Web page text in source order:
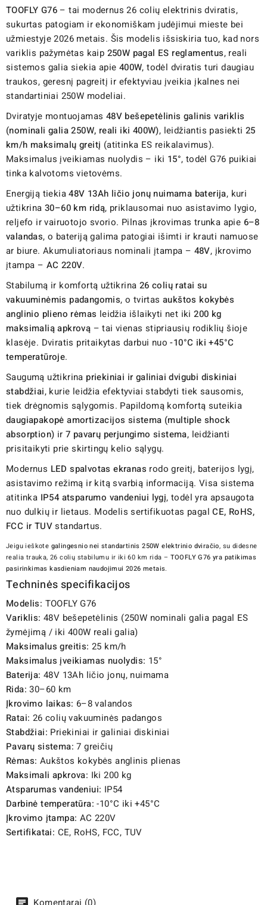
TOOFLY G76– tai modernus 26 colių elektrinis dviratis,
sukurtas patogiam ir ekonomiškam judėjimui mieste bei
užmiestyje 2026 metais. Šis modelis išsiskiria tuo, kad nors
variklis pažymėtas kaip 250W pagal ES reglamentus, reali
sistemos galia siekia apie 400W, todėl dviratis turi daugiau
traukos, geresnį pagreitį ir efektyviau įveikia įkalnes nei
standartiniai 250W modeliai.
Dviratyje montuojamas 48V bešepetėlinis galinis variklis
(nominali galia 250W, reali iki 400W), leidžiantis pasiekti25
km/h maksimalų greitį (atitinka ES reikalavimus).
Maksimalus įveikiamas nuolydis – iki 15°, todėl G76 puikiai
tinka kalvotoms vietovėms.
Energiją tiekia48V 13Ah ličio jonų nuimama baterija, kuri
užtikrina30–60 km ridą, priklausomai nuo asistavimo lygio,
reljefo ir vairuotojo svorio. Pilnas įkrovimas trunka apie 6–8
valandas, o bateriją galima patogiai išimti ir krauti namuose
ar biure. Akumuliatoriaus nominali įtampa – 48V, įkrovimo
įtampa – AC 220V.
Stabilumą ir komfortą užtikrina 26 colių ratai su
vakuuminėmis padangomis, o tvirtasaukštos kokybės
anglinio plieno rėmas leidžia išlaikyti net iki200 kg
maksimalią apkrovą – tai vienas stipriausių rodiklių šioje
klasėje. Dviratis pritaikytas darbui nuo-10°C iki +45°C
temperatūroje.
Saugumą užtikrina priekiniai ir galiniai dvigubi diskiniai
stabdžiai, kurie leidžia efektyviai stabdyti tiek sausomis,
tiek drėgnomis sąlygomis. Papildomą komfortą suteikia
daugiapakopė amortizacijos sistema (multiple shock
absorption) ir7 pavarų perjungimo sistema, leidžianti
prisitaikyti prie skirtingų kelio sąlygų.
Modernus LED spalvotas ekranas rodo greitį, baterijos lygį,
asistavimo režimą ir kitą svarbią informaciją. Visa sistema
atitinka IP54 atsparumo vandeniui lygį, todėl yra apsaugota
nuo dulkių ir lietaus. Modelis sertifikuotas pagalCE, RoHS,
FCC ir TUVstandartus.
Jeigu ieškote galingesnio nei standartinis 250W elektrinio dviračio, su didesne
realia trauka, 26 colių stabilumu ir iki 60 km rida – TOOFLY G76 yra patikimas
pasirinkimas kasdieniam naudojimui 2026 metais.
Techninės specifikacijos
Modelis: TOOFLY G76
Variklis: 48V bešepetėlinis (250W nominali galia pagal ES
žymėjimą / iki 400W reali galia)
Maksimalus greitis: 25 km/h
Maksimalus įveikiamas nuolydis: 15°
Baterija: 48V 13Ah ličio jonų, nuimama
Rida: 30–60 km
Įkrovimo laikas: 6–8 valandos
Ratai: 26 colių vakuuminės padangos
Stabdžiai: Priekiniai ir galiniai diskiniai
Pavarų sistema: 7 greičių
Rėmas: Aukštos kokybės anglinis plienas
Maksimali apkrova: Iki 200 kg
Atsparumas vandeniui: IP54
Darbinė temperatūra: -10°C iki +45°C
Įkrovimo įtampa: AC 220V
Sertifikatai: CE, RoHS, FCC, TUV